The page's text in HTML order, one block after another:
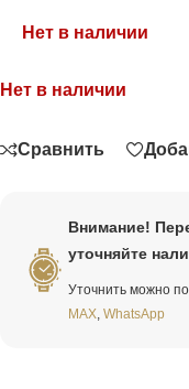
Нет в наличии
Нет в наличии
Сравнить
Внимание!
уточняйте
Уточнить можно
MAX WhatsApp